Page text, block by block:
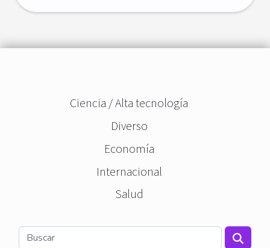
Ciencia / Alta tecnología
Diverso
Economía
Internacional
Salud